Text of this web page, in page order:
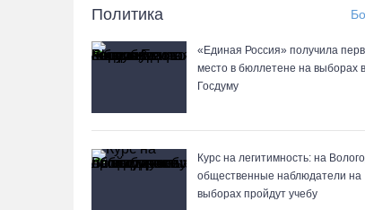
Политика
«Единая Россия» получила
место в бюллетене на выборах в
Госдуму
Курс на легитимность: на
общественные наблюдатели на
выборах пройдут учебу